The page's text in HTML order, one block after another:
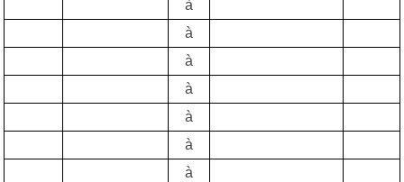
à
à
à
à
à
à
à